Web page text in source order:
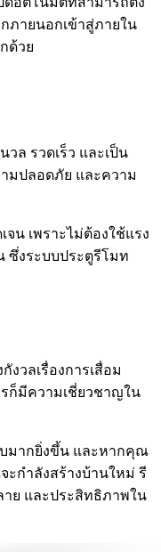
ภายนอกเข้าสู่ภายใน
ด้วย
ล รวดเร็ว และเป็น
มปลอดภัย และความ
น เพราะไม่ต้องใช้แรง
ซึ่งระบบประตูรีโมท
วลเรื่องการเสื่อม
รก็มีความเชี่ยวชาญใน
บมากยิ่งขึ้น และหากคุณ
ะกำลังสร้างบ้านใหม่ รี
ย และประสิทธิภาพใน